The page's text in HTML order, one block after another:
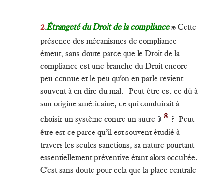
2.Étrangeté du Droit de la compliance 🌍 Cette
présence des mécanismes de compliance
émeut, sans doute parce que le Droit de la
compliance est une branche du Droit encore
peu connue et le peu qu'on en parle revient
souvent à en dire du mal. Peut-être est-ce dû à
son origine américaine, ce qui conduirait à
choisir un système contre un autre 📎 8 ? Peut-
être est-ce parce qu’il est souvent étudié à
travers les seules sanctions, sa nature pourtant
essentiellement préventive étant alors occultée.
C'est sans doute pour cela que la place centrale